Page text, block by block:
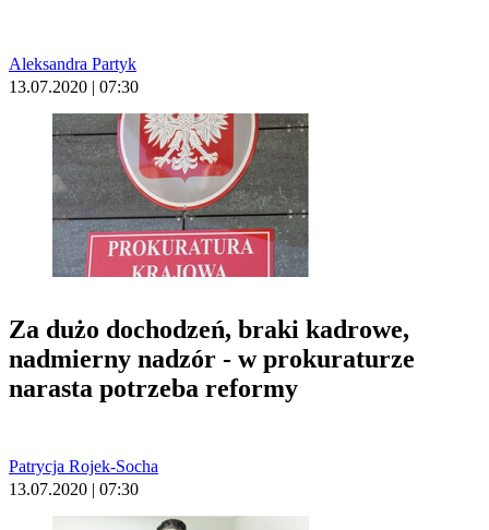
Aleksandra Partyk
13.07.2020 | 07:30
Za dużo dochodzeń, braki kadrowe,
nadmierny nadzór - w prokuraturze
narasta potrzeba reformy
Patrycja Rojek-Socha
13.07.2020 | 07:30